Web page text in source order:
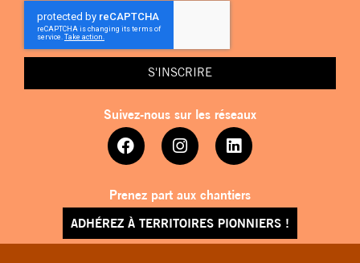
S'INSCRIRE
Suivez-nous sur les réseaux
Prenez part aux chantiers
ADHÉREZ À TERRITOIRES PIONNIERS !